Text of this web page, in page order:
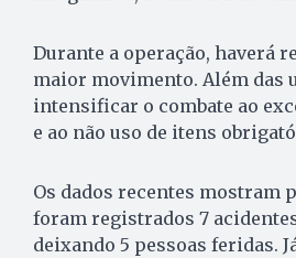
Durante a operação, haverá
maior movimento. Além das
intensificar o combate ao
e ao não uso de itens
Os dados recentes mostram
foram registrados 7
deixando 5 pessoas feridas.